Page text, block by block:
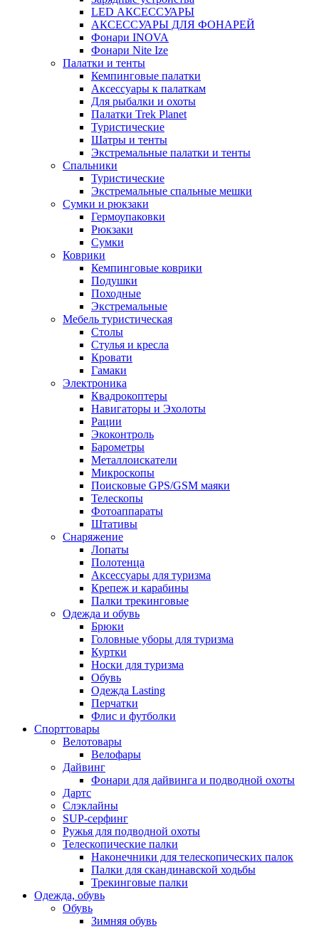
LED АКСЕССУАРЫ
АКСЕССУАРЫ ДЛЯ ФОНАРЕЙ
Фонари INOVA
Фонари Nite Ize
Палатки и тенты
Кемпинговые палатки
Аксессуары к палаткам
Для рыбалки и охоты
Палатки Trek Planet
Туристические
Шатры и тенты
Экстремальные палатки и тенты
Спальники
Туристические
Экстремальные спальные мешки
Сумки и рюкзаки
Гермоупаковки
Рюкзаки
Сумки
Коврики
Кемпинговые коврики
Подушки
Походные
Экстремальные
Мебель туристическая
Столы
Стулья и кресла
Кровати
Гамаки
Электроника
Квадрокоптеры
Навигаторы и Эхолоты
Рации
Экоконтроль
Барометры
Металлоискатели
Микроскопы
Поисковые GPS/GSM маяки
Телескопы
Фотоаппараты
Штативы
Снаряжение
Лопаты
Полотенца
Аксессуары для туризма
Крепеж и карабины
Палки трекинговые
Одежда и обувь
Брюки
Головные уборы для туризма
Куртки
Носки для туризма
Обувь
Одежда Lasting
Перчатки
Флис и футболки
Спорттовары
Велотовары
Велофары
Дайвинг
Фонари для дайвинга и подводной охоты
Дартс
Cлэклайны
SUP-серфинг
Ружья для подводной охоты
Телескопические палки
Наконечники для телескопических палок
Палки для скандинавской ходьбы
Трекинговые палки
Одежда, обувь
Обувь
Зимняя обувь